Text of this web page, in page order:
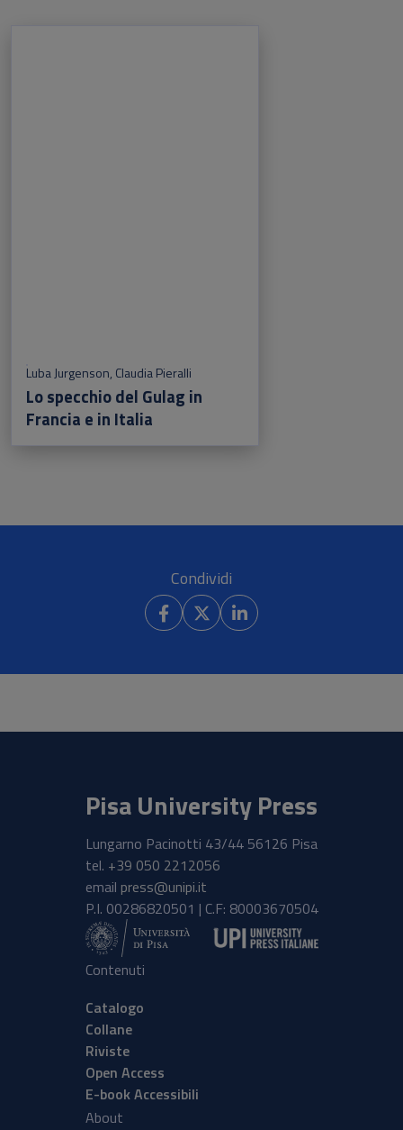
Luba Jurgenson, Claudia Pieralli
Lo specchio del Gulag in
Francia e in Italia
Condividi
Pisa University Press
Lungarno Pacinotti 43/44 56126 Pisa
tel. +39 050 2212056
email press@unipi.it
P.I. 00286820501 | C.F: 80003670504
Contenuti
Catalogo
Collane
Riviste
Open Access
E-book Accessibili
About